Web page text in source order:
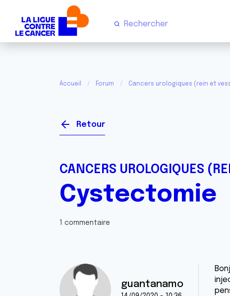
Accueil Forum Cancers urologiques (rein et
Retour
CANCERS UROLOGIQUES
Cystectomie
1 commentaire
guantanamo